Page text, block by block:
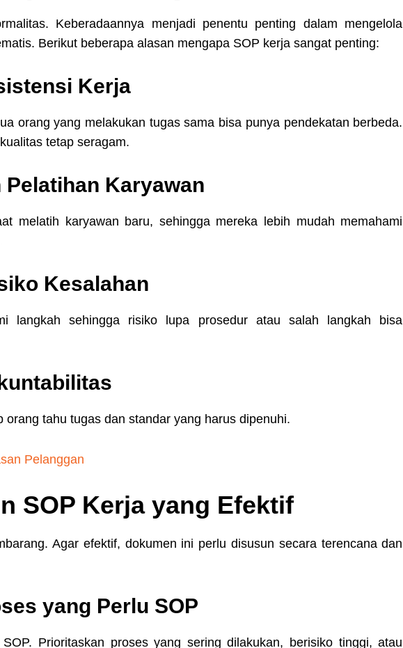
Keberadaannya menjadi penentu penting dalam mengelola
Berikut beberapa alasan mengapa SOP kerja sangat penting:
Kerja
orang yang melakukan tugas sama bisa punya pendekatan berbeda.
tetap seragam.
Pelatihan Karyawan
melatih karyawan baru, sehingga mereka lebih mudah memahami
Kesalahan
langkah sehingga risiko lupa prosedur atau salah langkah bisa
orang tahu tugas dan standar yang harus dipenuhi.
Pelanggan
SOP Kerja yang Efektif
Agar efektif, dokumen ini perlu disusun secara terencana dan
yang Perlu SOP
Prioritaskan proses yang sering dilakukan, berisiko tinggi, atau